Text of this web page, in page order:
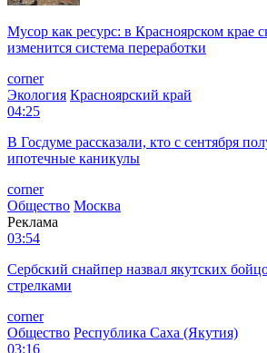
Мусор как ресурс: в Красноярском крае
изменится система переработки
corner
Экология Красноярский край
04:25
В Госдуме рассказали, кто с сентября
ипотечные каникулы
corner
Общество Москва
Реклама
03:54
Сербский снайпер назвал якутских
стрелками
corner
Общество Республика Саха (Якутия)
03:16